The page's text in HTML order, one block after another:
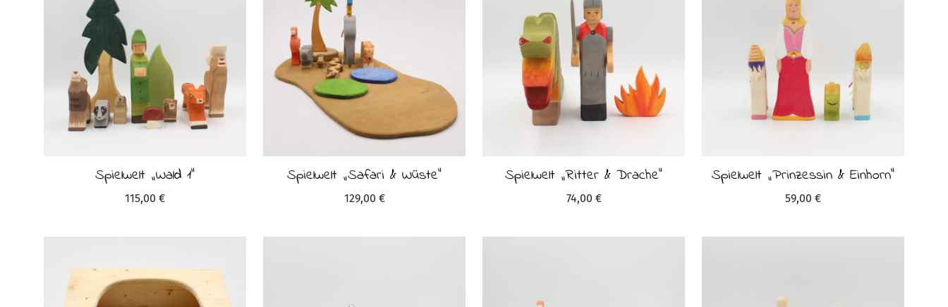
Spielwelt „Wald 1“
115,00 €
Spielwelt „Safari & Wüste“
129,00 €
Spielwelt „Ritter & Drache“
74,00 €
Spielwelt „Prinzessin & Einhorn“
59,00 €